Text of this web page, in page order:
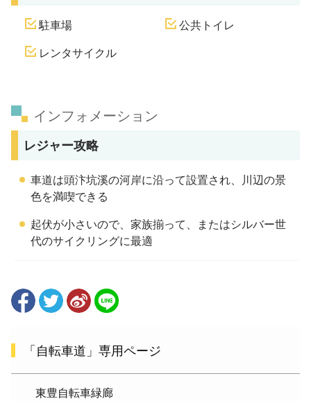
駐車場
公共トイレ
レンタサイクル
インフォメーション
レジャー攻略
車道は頭汴坑溪の河岸に沿って設置され、川辺の景
色を満喫できる
起伏が小さいので、家族揃って、またはシルバー世
代のサイクリングに最適
「自転車道」専用ページ
東豊自転車緑廊